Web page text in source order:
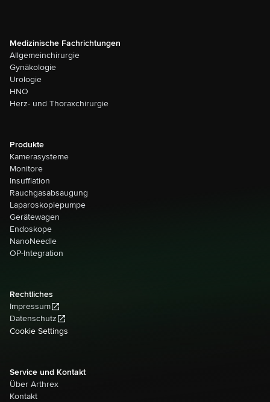
Medizinische Fachrichtungen
Allgemeinchirurgie
Gynäkologie
Urologie
HNO
Herz- und Thoraxchirurgie
Produkte
Kamerasysteme
Monitore
Insufflation
Rauchgasabsaugung
Laparoskopiepumpe
Gerätewagen
Endoskope
NanoNeedle
OP-Integration
Rechtliches
Impressum
Datenschutz
Cookie Settings
Service und Kontakt
Über Arthrex
Kontakt